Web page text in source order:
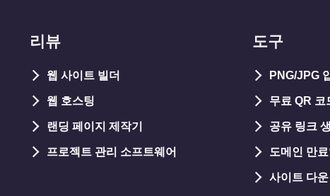
리뷰
웹 사이트 빌더
웹 호스팅
랜딩 페이지 제작기
프로젝트 관리 소프트웨어
도구
PNG/JPG
무료 QR 코
공유 링크
도메인 만료
사이트 다운